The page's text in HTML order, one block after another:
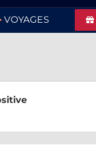
VOYAGES